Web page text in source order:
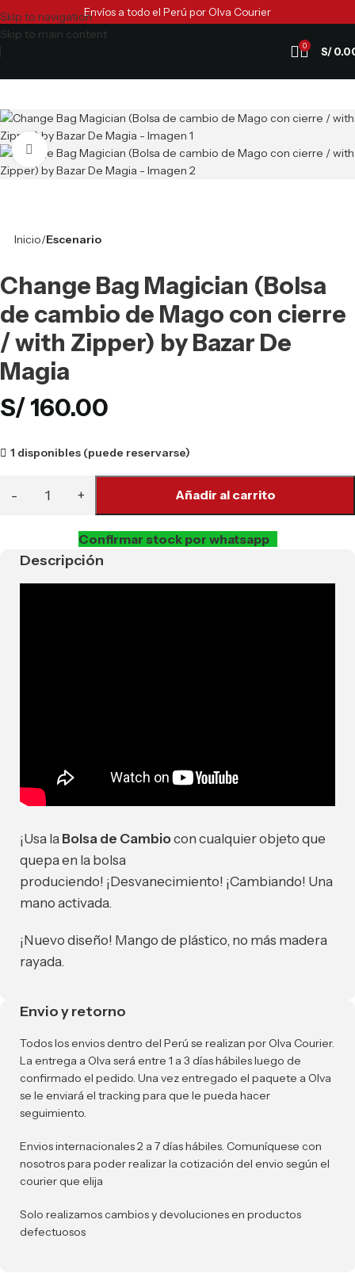
Skip to navigation
Skip to main content
Envíos a todo el Perú por Olva Courier
0 S/
Clic para ampliar
Inicio Escenario
Change Bag Magician (Bolsa
de cambio de Mago con cierre
/ with Zipper) by Bazar De
Magia
S/160.00
1 disponibles (puede reservarse)
Añadir al carrito
Confirmar stock por whatsapp
Descripción
¡Usa la Bolsa de Cambiocon cualquier objeto que
quepa en la bolsa
produciendo! ¡Desvanecimiento! ¡Cambiando! Una
mano activada.
¡Nuevo diseño! Mango de plástico, no más madera
rayada.
Envio y retorno
Todos los envios dentro del Perú se realizan por Olva Courier.
La entrega a Olva será entre 1 a 3 días hábiles luego de
confirmado el pedido. Una vez entregado el paquete a Olva
se le enviará el tracking para que le pueda hacer
seguimiento.
Envios internacionales 2 a 7 días hábiles. Comuníquese con
nosotros para poder realizar la cotización del envio según el
courier que elija
Solo realizamos cambios y devoluciones en productos
defectuosos